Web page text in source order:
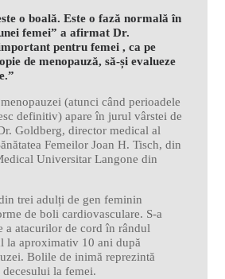
o boală. Este o fază normală în
femei” a afirmat Dr.
pentru femei , ca pe
de menopauză, să-și evalueze
(atunci când perioadele
definitiv) apare în jurul vârstei de
Goldberg, director medical al
Femeilor Joan H. Tisch, din
Universitar Langone din
trei adulți de gen feminin
de boli cardiovasculare. S-a
a atacurilor de cord în rândul
la aproximativ 10 ani după
Bolile de inimă reprezintă
la femei.